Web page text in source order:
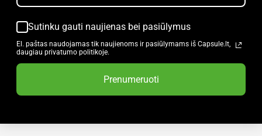
Sutinku gauti naujienas bei pasiūlymus
El. paštas naudojamas tik naujienoms ir pasiūlymams iš Capsule.lt,
daugiau privatumo politikoje.
Prenumeruoti